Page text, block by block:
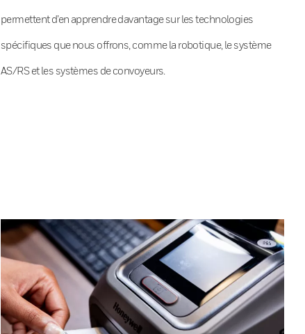
permettent d’en apprendre davantage sur les technologies
spécifiques que nous offrons, comme la robotique, le système
AS/RS et les systèmes de convoyeurs.